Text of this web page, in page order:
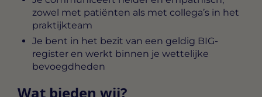
zowel met patiënten als met collega’s in het
praktijkteam
Je bent in het bezit van een geldig BIG-
register en werkt binnen je wettelijke
bevoegdheden
Wat bieden wij?